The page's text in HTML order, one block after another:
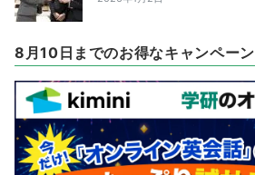
8月10日までのお得なキャンペーン